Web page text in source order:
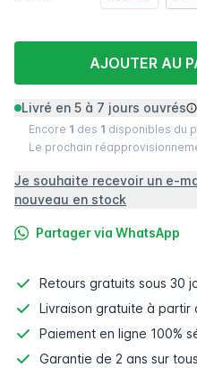
AJOUTER AU
Livré en 5 à 7 jours ouvrés
Encore 1 des 1 disponibles du
Le prochain
Je souhaite recevoir un e-
nouveau en stock
Partager via WhatsApp
Retours gratuits sous 30
Livraison gratuite à partir
Paiement en ligne 100%
Garantie de 2 ans sur